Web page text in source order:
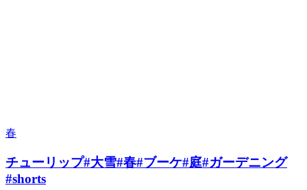
春
チューリップ#大雪#春#ブーケ#庭#ガーデニング
#shorts